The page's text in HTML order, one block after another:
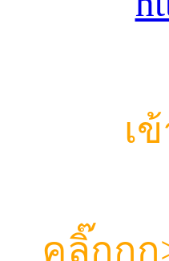
เ
คลิ๊กกก